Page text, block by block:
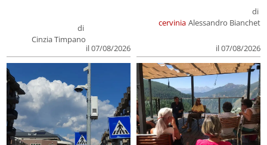
di
Cinzia Timpano
il 07/08/2026
cervinia
di
Alessandro Bianchet
il 07/08/2026